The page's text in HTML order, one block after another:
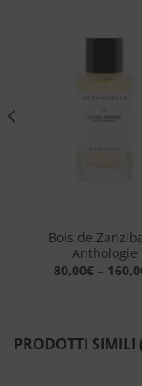
Anthologie
80,00€ –
PRODOTTI